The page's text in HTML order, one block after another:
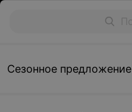
Сезонное предложение